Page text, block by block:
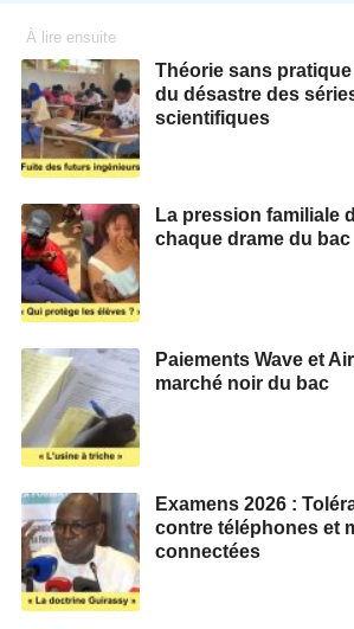
À lire ensuite
Théorie sans
du désastre des
scientifiques
La pression familiale
chaque drame du bac
Paiements Wave et
marché noir du bac
Examens 2026 :
contre téléphones et
connectées